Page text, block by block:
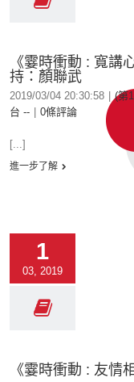
《霎時衝動 : 寬講
持：顏聯武
2019/03/04 20:30:58 (第
台 --
0條評論
[...]
進一步了解
1
03, 2019
《霎時衝動 : 友情